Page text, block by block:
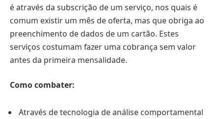
é através da subscrição de um serviço, nos quais é
comum existir um mês de oferta, mas que obriga ao
preenchimento de dados de um cartão. Estes
serviços costumam fazer uma cobrança sem valor
antes da primeira mensalidade.
Como combater:
Através de tecnologia de análise comportamental